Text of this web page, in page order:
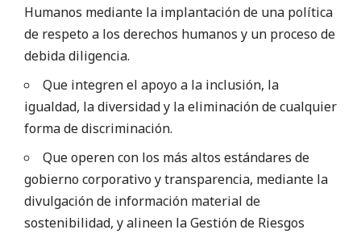
Humanos mediante la implantación de una política
de respeto a los derechos humanos y un proceso de
debida diligencia.
Que integren el apoyo a la inclusión, la
igualdad, la diversidad y la eliminación de cualquier
forma de discriminación.
Que operen con los más altos estándares de
gobierno corporativo y transparencia, mediante la
divulgación de información material de
sostenibilidad, y alineen la Gestión de Riesgos